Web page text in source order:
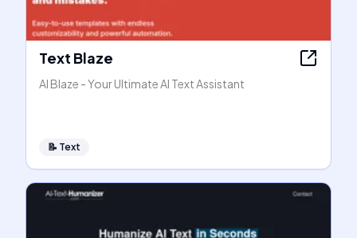
Text Blaze
AI Blaze - Your Ultimate AI Text Assistant
📝 Text